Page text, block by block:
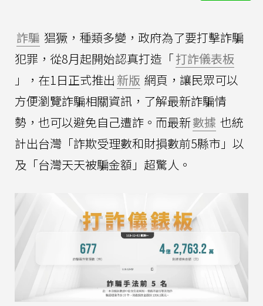
詐騙 猖獗，種類多變，政府為了要打擊詐騙
犯罪，從8月起開始認真打造「打詐儀表板
」，在1日正式推出 新版 網頁，讓民眾可以
方便瀏覽詐騙相關資訊，了解最新詐騙情
勢，也可以避免自己遭詐。而最新數據 也統
計出台灣「詐欺受理數和財損數前5縣市」以
及「台灣天天被騙金額」超驚人。